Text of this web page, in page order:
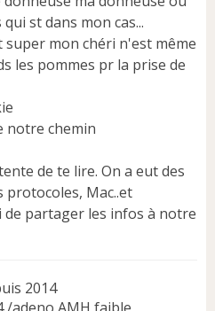
st dans mon cas...
super mon chéri n'est même
les pommes pr la prise de
notre chemin
de te lire. On a eut des
protocoles, Mac..et
de partager les infos à notre
2014
/adeno AMH faible